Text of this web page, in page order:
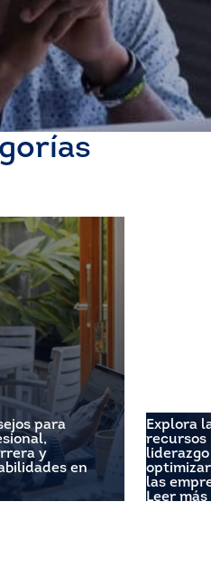
para
y
en
HR
Explora
recursos
las
Leer más